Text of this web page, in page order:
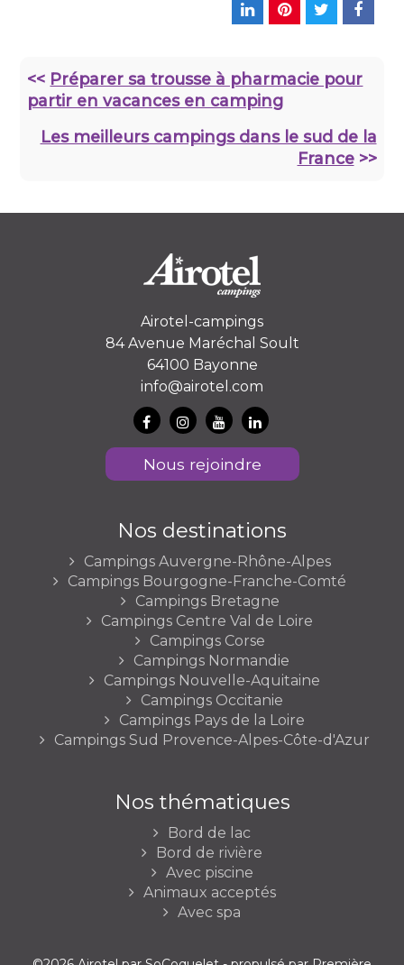
<< Préparer sa trousse à pharmacie pour
partir en vacances en camping
Les meilleurs campings dans le sud de la
France>>
Airotel-campings
84 Avenue Maréchal Soult
64100 Bayonne
info@airotel.com
Nous rejoindre
Nos destinations
Campings Auvergne-Rhône-Alpes
Campings Bourgogne-Franche-Comté
Campings Bretagne
Campings Centre Val de Loire
Campings Corse
Campings Normandie
Campings Nouvelle-Aquitaine
Campings Occitanie
Campings Pays de la Loire
Campings Sud Provence-Alpes-Côte-d'Azur
Nos thématiques
Bord de lac
Bord de rivière
Avec piscine
Animaux acceptés
Avec spa